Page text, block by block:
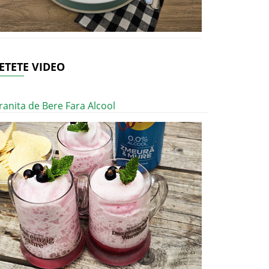
VIDEO
de Bere Fara Alcool